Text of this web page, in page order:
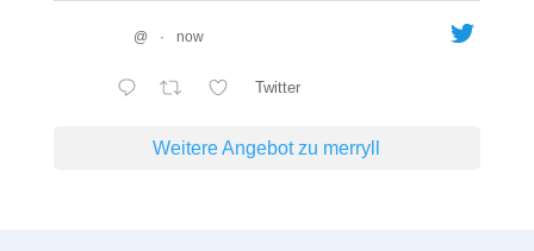
@ · now
Twitter
Weitere Angebot zu merryll